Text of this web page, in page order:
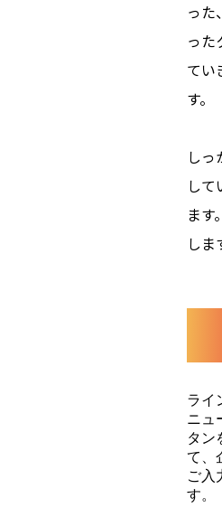
った
った
てい
す。
しっ
して
ます
しま
ライ
ニュ
タン
て、
ご入
す。